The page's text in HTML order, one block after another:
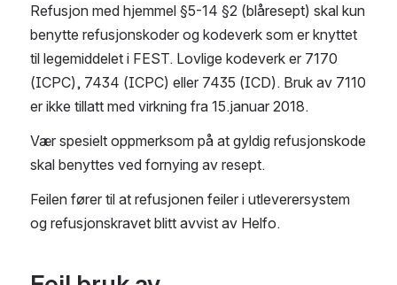
Refusjon med hjemmel §5-14 §2 (blåresept) skal kun
benytte refusjonskoder og kodeverk som er knyttet
til legemiddelet i FEST. Lovlige kodeverk er 7170
(ICPC), 7434 (ICPC) eller 7435 (ICD). Bruk av 7110
er ikke tillatt med virkning fra 15.januar 2018.
Vær spesielt oppmerksom på at gyldig refusjonskode
skal benyttes ved fornying av resept.
Feilen fører til at refusjonen feiler i utleverersystem
og refusjonskravet blitt avvist av Helfo.